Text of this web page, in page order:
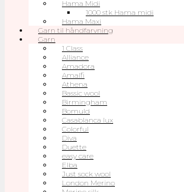
Hama Midi
1000 stk Hama midi
Hama Maxi
Garn til håndfarvning
Garn
1 Class
Alliance
Amadora
Amalfi
Athena
Bassic wool
Birmingham
Bomuld
Casablanca lux
Colorful
Diva
Duette
easy care
Elba
Just sock wool
London Merino